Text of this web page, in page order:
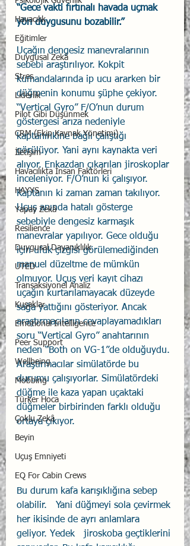
Havacılık
Eğitimler
Duygusal Zekâ
Stres
Liderlik
Pilot Gibi Düşünmek
CRM (Ekip Kaynak Yönetimi)
İletişim
Havacılıkta İnsan Faktörleri
HAYYS
Yapay Zekâ
Resilience
Duygusal Dayanıklılık
UTED
Transaksiyonel Analiz
Kuşaklar
Emotional Intelligence
Peer Support
Wellbeing
Mobbing
Türker Hoca
Çoklu Zekâ
Beyin
Uçuş Emniyeti
EQ For Cabin Crews
“Gece vakti fırtınalı havada uçmak
yön duygusunu bozabilir.”
Uçağın dengesiz manevralarının
sebebi araştırılıyor. Kokpit
kumandalarında ip ucu ararken bir
düğmenin konumu şüphe çekiyor.
“Vertical Gyro” F/O’nun durum
göstergesi arıza nedeniyle
kaptanınkine bağlı çalıştığı
görülüyor. Yani aynı kaynakta veri
alıyor. Enkazdan çıkarılan jiroskoplar
inceleniyor. F/O’nun ki çalışıyor.
Kaptanın ki zaman zaman takılıyor.
Uçuş anında hatalı gösterge
sebebiyle dengesiz karmaşık
manevralar yapılıyor. Gece olduğu
için ufuk çizgisi görülemediğinden
manuel düzeltme de mümkün
olmuyor. Uçuş veri kayıt cihazı
uçağın kurtarılamayacak düzeyde
sağa yattığını gösteriyor. Ancak
araştırmacıların cevaplayamadıkları
soru “Vertical Gyro” anahtarının
neden “Both on VG-1”de olduğuydu.
Araştırmacılar simülatörde bu
durumu çalışıyorlar. Simülatördeki
düğme ile kaza yapan uçaktaki
düğmeler birbirinden farklı olduğu
ortaya çıkıyor.
Bu durum kafa karışıklığına sebep
olabilir.   Yani düğmeyi sola çevirmek
her ikisinde de ayrı anlamlara
geliyor. Yedek   jiroskoba geçtiklerini